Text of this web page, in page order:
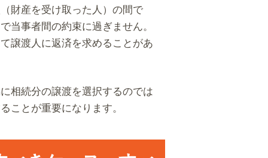
財産を受け取った人）の間で
当事者間の約束に過ぎません。
譲渡人に返済を求めることがあ
相続分の譲渡を選択するのでは
ことが重要になります。